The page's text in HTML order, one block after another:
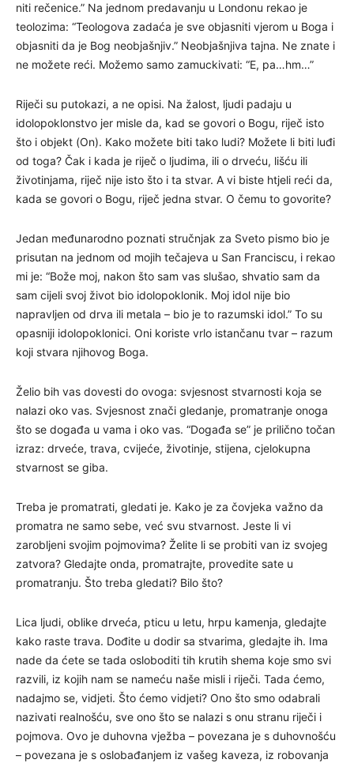
niti rečenice.” Na jednom predavanju u Londonu rekao je
teolozima: “Teologova zadaća je sve objasniti vjerom u Boga i
objasniti da je Bog neobjašnjiv.” Neobjašnjiva tajna. Ne znate i
ne možete reći. Možemo samo zamuckivati: “E, pa…hm…”
Riječi su putokazi, a ne opisi. Na žalost, ljudi padaju u
idolopoklonstvo jer misle da, kad se govori o Bogu, riječ isto
što i objekt (On). Kako možete biti tako ludi? Možete li biti luđi
od toga? Čak i kada je riječ o ljudima, ili o drveću, lišću ili
životinjama, riječ nije isto što i ta stvar. A vi biste htjeli reći da,
kada se govori o Bogu, riječ jedna stvar. O čemu to govorite?
Jedan međunarodno poznati stručnjak za Sveto pismo bio je
prisutan na jednom od mojih tečajeva u San Franciscu, i rekao
mi je: “Bože moj, nakon što sam vas slušao, shvatio sam da
sam cijeli svoj život bio idolopoklonik. Moj idol nije bio
napravljen od drva ili metala – bio je to razumski idol.” To su
opasniji idolopoklonici. Oni koriste vrlo istančanu tvar – razum
koji stvara njihovog Boga.
Želio bih vas dovesti do ovoga: svjesnost stvarnosti koja se
nalazi oko vas. Svjesnost znači gledanje, promatranje onoga
što se događa u vama i oko vas. “Događa se” je prilično točan
izraz: drveće, trava, cvijeće, životinje, stijena, cjelokupna
stvarnost se giba.
Treba je promatrati, gledati je. Kako je za čovjeka važno da
promatra ne samo sebe, već svu stvarnost. Jeste li vi
zarobljeni svojim pojmovima? Želite li se probiti van iz svojeg
zatvora? Gledajte onda, promatrajte, provedite sate u
promatranju. Što treba gledati? Bilo što?
Lica ljudi, oblike drveća, pticu u letu, hrpu kamenja, gledajte
kako raste trava. Dođite u dodir sa stvarima, gledajte ih. Ima
nade da ćete se tada osloboditi tih krutih shema koje smo svi
razvili, iz kojih nam se nameću naše misli i riječi. Tada ćemo,
nadajmo se, vidjeti. Što ćemo vidjeti? Ono što smo odabrali
nazivati realnošću, sve ono što se nalazi s onu stranu riječi i
pojmova. Ovo je duhovna vježba – povezana je s duhovnošću
– povezana je s oslobađanjem iz vašeg kaveza, iz robovanja